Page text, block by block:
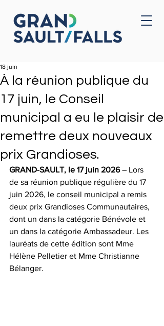
Accueil
À la réunion publique du
17 juin, le Conseil
municipal a eu le plaisir de
remettre deux nouveaux
prix Grandioses.
18 juin
GRAND-SAULT, le 17 juin 2026 – Lors
de sa réunion publique régulière du 17
juin 2026, le conseil municipal a remis
deux prix Grandioses Communautaires,
dont un dans la catégorie Bénévole et
un dans la catégorie Ambassadeur. Les
lauréats de cette édition sont Mme
Hélène Pelletier et Mme Christianne
Bélanger.